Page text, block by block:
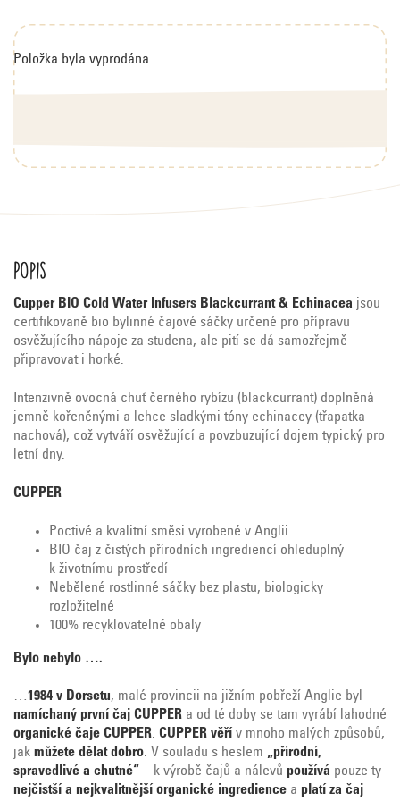
Položka byla vyprodána…
Popis
Cupper BIO Cold Water Infusers Blackcurrant & Echinacea jsou
certifikovaně bio bylinné čajové sáčky určené pro přípravu
osvěžujícího nápoje za studena, ale pití se dá samozřejmě
připravovat i horké.
Intenzivně ovocná chuť černého rybízu (blackcurrant) doplněná
jemně kořeněnými a lehce sladkými tóny echinacey (třapatka
nachová), což vytváří osvěžující a povzbuzující dojem typický pro
letní dny.
CUPPER
Poctivé a kvalitní směsi vyrobené v Anglii
BIO čaj z čistých přírodních ingrediencí ohleduplný
k životnímu prostředí
Nebělené rostlinné sáčky bez plastu, biologicky
rozložitelné
100% recyklovatelné obaly
Bylo nebylo ….
…1984 v Dorsetu, malé provincii na jižním pobřeží Anglie byl
namíchaný první čaj CUPPER a od té doby se tam vyrábí lahodné
organické čaje CUPPER. CUPPER věří v mnoho malých způsobů,
jak můžete dělat dobro. V souladu s heslem „přírodní,
spravedlivé a chutné“ – k výrobě čajů a nálevů používá pouze ty
nejčistší a nejkvalitnější organické ingredience a platí za čaj